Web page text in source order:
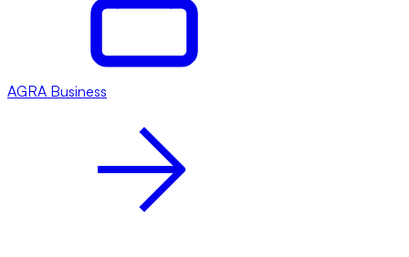
AGRA Business